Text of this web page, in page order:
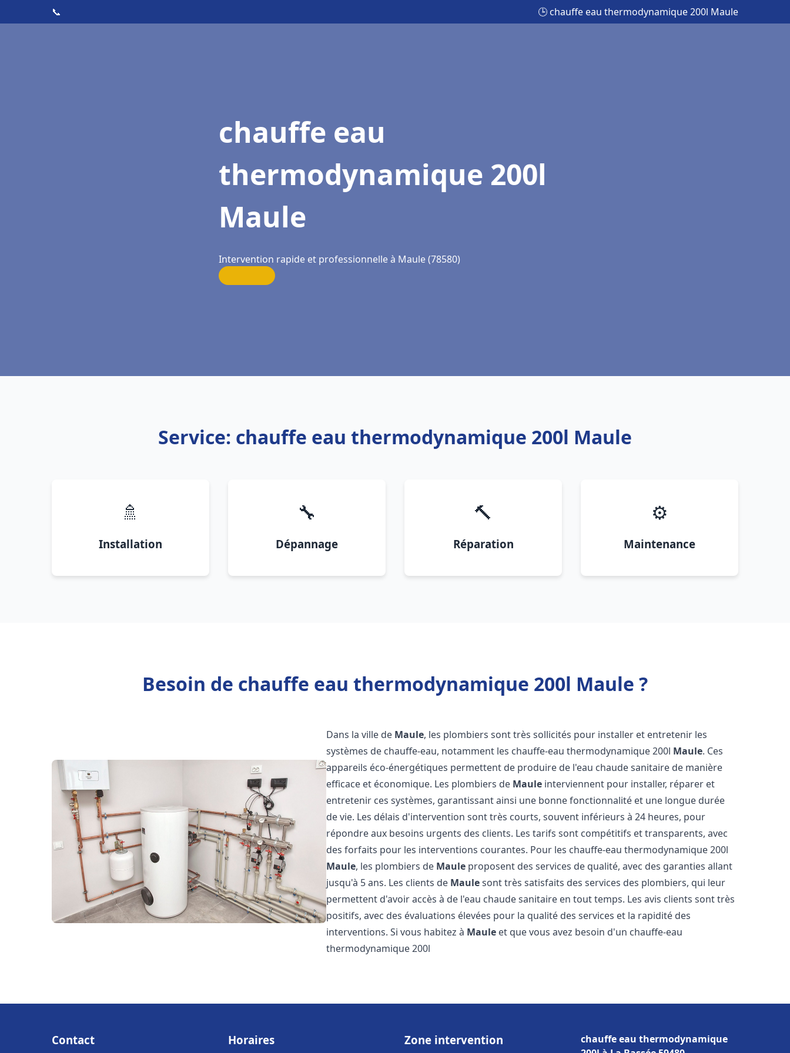
📞 🕒 chauffe eau thermodynamique 200l Maule
chauffe eau
thermodynamique 200l
Maule
Intervention rapide et professionnelle à Maule (78580)
Service: chauffe eau thermodynamique 200l Maule
🚿
Installation
🔧
Dépannage
🔨
Réparation
⚙️
Maintenance
Besoin de chauffe eau thermodynamique 200l Maule ?
Dans la ville de Maule, les plombiers sont très sollicités pour installer et entretenir les
systèmes de chauffe-eau, notamment les chauffe-eau thermodynamique 200l Maule. Ces
appareils éco-énergétiques permettent de produire de l'eau chaude sanitaire de manière
efficace et économique. Les plombiers de Maule interviennent pour installer, réparer et
entretenir ces systèmes, garantissant ainsi une bonne fonctionnalité et une longue durée
de vie. Les délais d'intervention sont très courts, souvent inférieurs à 24 heures, pour
répondre aux besoins urgents des clients. Les tarifs sont compétitifs et transparents, avec
des forfaits pour les interventions courantes. Pour les chauffe-eau thermodynamique 200l
Maule, les plombiers de Maule proposent des services de qualité, avec des garanties allant
jusqu'à 5 ans. Les clients de Maulesont très satisfaits des services des plombiers, qui leur
permettent d'avoir accès à de l'eau chaude sanitaire en tout temps. Les avis clients sont très
positifs, avec des évaluations élevées pour la qualité des services et la rapidité des
interventions. Si vous habitez à Maule et que vous avez besoin d'un chauffe-eau
thermodynamique 200l
Contact Horaires Zone intervention
chauffe eau thermodynamique